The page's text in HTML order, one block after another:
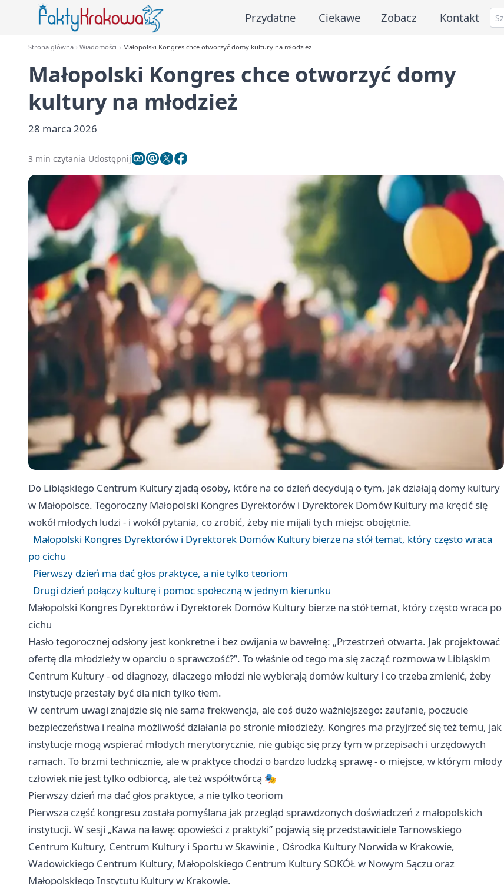
Przydatne Ciekawe Zobacz Kontakt
Strona główna Wiadomości Małopolski Kongres chce otworzyć domy kultury na młodzież
Małopolski Kongres chce otworzyć domy
kultury na młodzież
28 marca 2026
3 min czytania Udostępnij
Do Libiąskiego Centrum Kultury zjadą osoby, które na co dzień decydują o tym, jak działają domy kultury
w Małopolsce. Tegoroczny Małopolski Kongres Dyrektorów i Dyrektorek Domów Kultury ma kręcić się
wokół młodych ludzi - i wokół pytania, co zrobić, żeby nie mijali tych miejsc obojętnie.
Małopolski Kongres Dyrektorów i Dyrektorek Domów Kultury bierze na stół temat, który często wraca
po cichu
Pierwszy dzień ma dać głos praktyce, a nie tylko teoriom
Drugi dzień połączy kulturę i pomoc społeczną w jednym kierunku
Małopolski Kongres Dyrektorów i Dyrektorek Domów Kultury bierze na stół temat, który często wraca po
cichu
Hasło tegorocznej odsłony jest konkretne i bez owijania w bawełnę: „Przestrzeń otwarta. Jak projektować
ofertę dla młodzieży w oparciu o sprawczość?”. To właśnie od tego ma się zacząć rozmowa w Libiąskim
Centrum Kultury - od diagnozy, dlaczego młodzi nie wybierają domów kultury i co trzeba zmienić, żeby
instytucje przestały być dla nich tylko tłem.
W centrum uwagi znajdzie się nie sama frekwencja, ale coś dużo ważniejszego: zaufanie, poczucie
bezpieczeństwa i realna możliwość działania po stronie młodzieży. Kongres ma przyjrzeć się też temu, jak
instytucje mogą wspierać młodych merytorycznie, nie gubiąc się przy tym w przepisach i urzędowych
ramach. To brzmi technicznie, ale w praktyce chodzi o bardzo ludzką sprawę - o miejsce, w którym młody
człowiek nie jest tylko odbiorcą, ale też współtwórcą 🎭
Pierwszy dzień ma dać głos praktyce, a nie tylko teoriom
Pierwsza część kongresu została pomyślana jak przegląd sprawdzonych doświadczeń z małopolskich
instytucji. W sesji „Kawa na ławę: opowieści z praktyki” pojawią się przedstawiciele Tarnowskiego
Centrum Kultury, Centrum Kultury i Sportu wSkawinie , Ośrodka Kultury Norwida w Krakowie,
Wadowickiego Centrum Kultury, Małopolskiego Centrum Kultury SOKÓŁ w Nowym Sączu oraz
Małopolskiego Instytutu Kultury w Krakowie.